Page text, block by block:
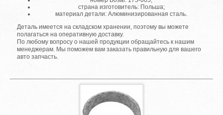
страна изготовитель: Польша;
материал детали: Алюминизированная сталь.
Деталь имеется на складском хранении, поэтому вы можете
полагаться на оперативную доставку.
По любому вопросу о нашей продукции обращайтесь к нашим
менеджерам. Мы поможем вам заказать правильную для вашего
авто запчасть.